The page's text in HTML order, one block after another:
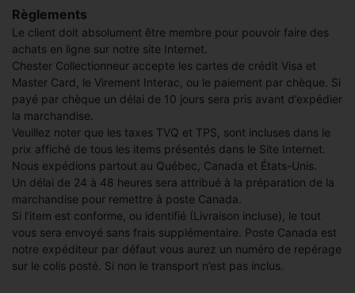
Règlements
Le client doit absolument être membre pour pouvoir faire des
achats en ligne sur notre site Internet.
Chester Collectionneur accepte les cartes de crédit Visa et
Master Card, le Virement Interac, ou le paiement par chèque. Si
payé par chèque un délai de 10 jours sera pris avant d’expédier
la marchandise.
Veuillez noter que les taxes TVQ et TPS, sont incluses dans le
prix affiché de tous les items présentés dans le Site Internet.
Nous expédions partout au Québec, Canada et États-Unis.
Un délai de 24 à 48 heures sera attribué à la préparation de la
marchandise pour remettre à poste Canada.
Si l’item est conforme, ou identifié (Livraison incluse), le tout
vous sera envoyé sans frais supplémentaire. Poste Canada est
notre expéditeur par défaut vous aurez un numéro de repérage
sur le colis posté. Si non le transport n’est pas inclus.